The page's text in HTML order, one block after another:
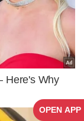
OPEN APP